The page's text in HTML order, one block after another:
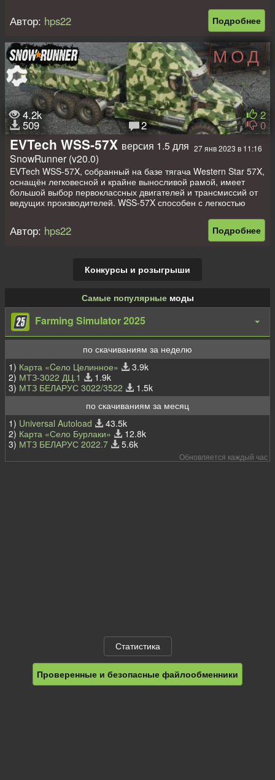
- Полуприцеп "Пожарная Цистерна ПЦ-7,4";
Подробнее
Автор: hps22
МОД
4.2k
509 2
2
0
27 янв 2023 в 11:16
EVTech WSS-57X версия 1.5 для
SnowRunner (v20.0)
EVTech WSS-57X, cобранный на базе тягача Western Star 57X,
оснащён легковесной и крайне выносливой рамой, имеет
большой выбор первоклассных двигателей и трансмиссий от
ведущих производителей. WSS-57X способен с легкостью
это вкупе с улучшенной маневренностью и широким
ассортиментом доступных функциональных модулей делают
WSS-57X настоящим мастером на все руки от мира
- Добавлены высокое и низкое сёдла;
- Добавлен мини-кран;
- Удлинена рама, теперь грузовик имеет колёсную формулу
8x8;
- 4 новых двигателя;
- 4 новых коробки передач;
- Новый камуфляжный скин;
- Новые аддоны: бортовая и без бортовые платформы, бочка
для воды, модули для средних и коротких брёвен.
Для работы модификации требуется DLC Western Star Wolf
Pack
Подробнее
Автор: hps22
Конкурсы и розыгрыши
Самые популярныемоды
Farming Simulator 2025
по скачиваниям за неделю
1) Карта «Cело Целинное»
3.9k
2) МТЗ-3022 ДЦ.1
1.9k
3) МТЗ БЕЛАРУС 3022/3522
1.5k
по скачиваниям за месяц
1) Universal Autoload
43.5k
2) Карта «Село Бурлаки»
12.8k
3) МТЗ БЕЛАРУС 2022.7 5.6k
Обновляется каждый час
Статистика
Проверенные и безопасные файлообменники